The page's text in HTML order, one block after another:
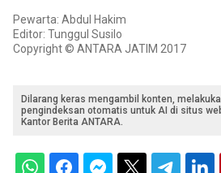
Pewarta: Abdul Hakim
Editor: Tunggul Susilo
Copyright © ANTARA JATIM 2017
Dilarang keras mengambil konten,
pengindeksan otomatis untuk AI di situs
Kantor Berita ANTARA.